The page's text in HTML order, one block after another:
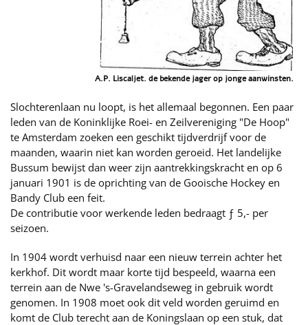
A.P. Liscaljet. de bekende jager op jonge aanwinsten.
Slochterenlaan nu loopt, is het allemaal begonnen. Een paar
leden van de Koninklijke Roei- en Zeilvereniging "De Hoop"
te Amsterdam zoeken een geschikt tijdverdrijf voor de
maanden, waarin niet kan worden geroeid. Het landelijke
Bussum bewijst dan weer zijn aantrekkingskracht en op 6
januari 1901 is de oprichting van de Gooische Hockey en
Bandy Club een feit.
De contributie voor werkende leden bedraagt ƒ 5,- per
seizoen.
In 1904 wordt verhuisd naar een nieuw terrein achter het
kerkhof. Dit wordt maar korte tijd bespeeld, waarna een
terrein aan de Nwe 's-Gravelandseweg in gebruik wordt
genomen. In 1908 moet ook dit veld worden geruimd en
komt de Club terecht aan de Koningslaan op een stuk, dat